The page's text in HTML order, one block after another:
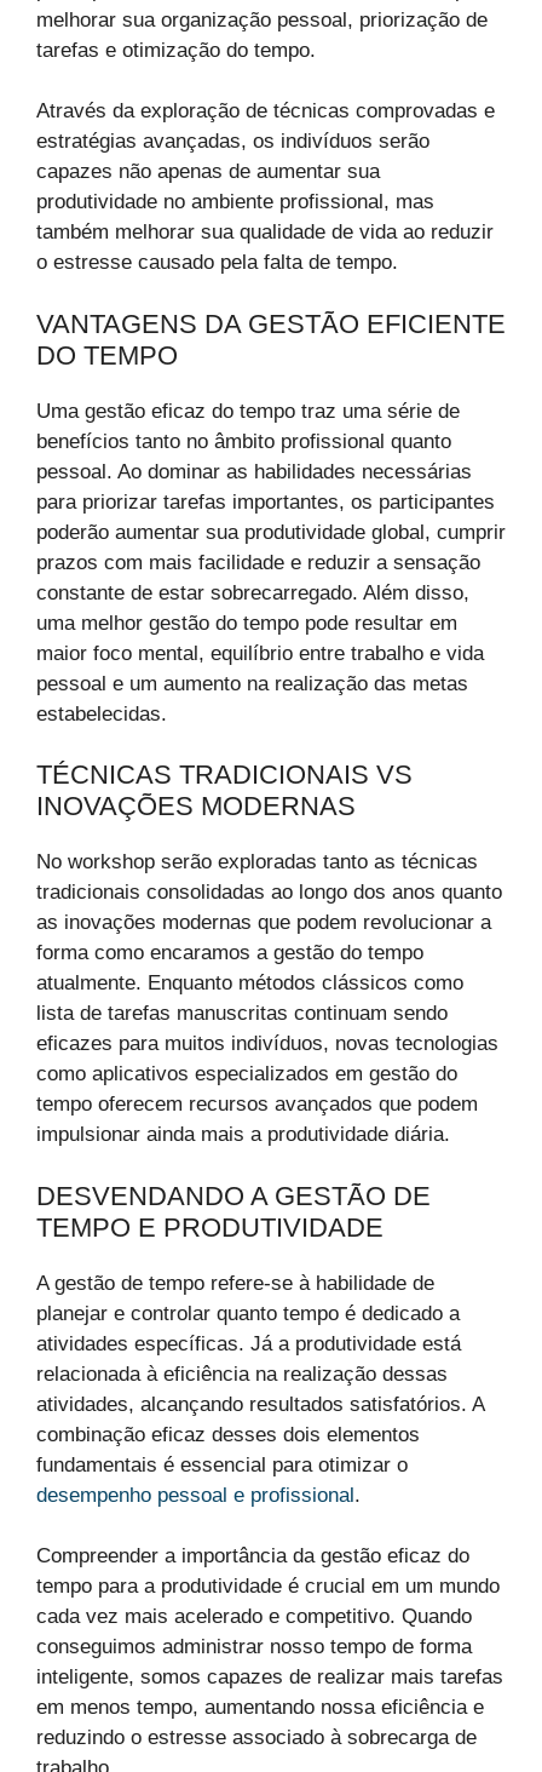
melhorar sua organização pessoal, priorização de
tarefas e otimização do tempo.
Através da exploração de técnicas comprovadas e
estratégias avançadas, os indivíduos serão
capazes não apenas de aumentar sua
produtividade no ambiente profissional, mas
também melhorar sua qualidade de vida ao reduzir
o estresse causado pela falta de tempo.
VANTAGENS DA GESTÃO EFICIENTE
DO TEMPO
Uma gestão eficaz do tempo traz uma série de
benefícios tanto no âmbito profissional quanto
pessoal. Ao dominar as habilidades necessárias
para priorizar tarefas importantes, os participantes
poderão aumentar sua produtividade global, cumprir
prazos com mais facilidade e reduzir a sensação
constante de estar sobrecarregado. Além disso,
uma melhor gestão do tempo pode resultar em
maior foco mental, equilíbrio entre trabalho e vida
pessoal e um aumento na realização das metas
estabelecidas.
TÉCNICAS TRADICIONAIS VS
INOVAÇÕES MODERNAS
No workshop serão exploradas tanto as técnicas
tradicionais consolidadas ao longo dos anos quanto
as inovações modernas que podem revolucionar a
forma como encaramos a gestão do tempo
atualmente. Enquanto métodos clássicos como
lista de tarefas manuscritas continuam sendo
eficazes para muitos indivíduos, novas tecnologias
como aplicativos especializados em gestão do
tempo oferecem recursos avançados que podem
impulsionar ainda mais a produtividade diária.
DESVENDANDO A GESTÃO DE
TEMPO E PRODUTIVIDADE
A gestão de tempo refere-se à habilidade de
planejar e controlar quanto tempo é dedicado a
atividades específicas. Já a produtividade está
relacionada à eficiência na realização dessas
atividades, alcançando resultados satisfatórios. A
combinação eficaz desses dois elementos
fundamentais é essencial para otimizar o
desempenho pessoal e profissional.
Compreender a importância da gestão eficaz do
tempo para a produtividade é crucial em um mundo
cada vez mais acelerado e competitivo. Quando
conseguimos administrar nosso tempo de forma
inteligente, somos capazes de realizar mais tarefas
em menos tempo, aumentando nossa eficiência e
reduzindo o estresse associado à sobrecarga de